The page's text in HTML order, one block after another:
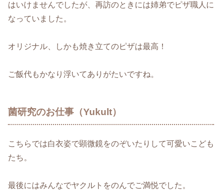
はいけませんでしたが、再訪のときには姉弟でピザ職人に
なっていました。
オリジナル、しかも焼き立てのピザは最高！
ご飯代もかなり浮いてありがたいですね。
菌研究のお仕事（Yukult）
こちらでは白衣姿で顕微鏡をのぞいたりして可愛いこども
たち。
最後にはみんなでヤクルトをのんでご満悦でした。